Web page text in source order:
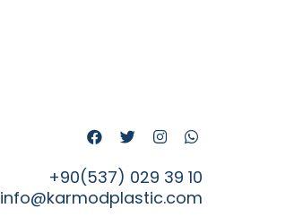
+90(537) 029 39 10
info@karmodplastic.com